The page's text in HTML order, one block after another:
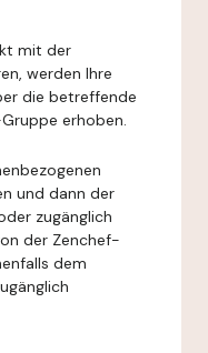
mit der
werden Ihre
die betreffende
erhoben.
und dann der
zugänglich
der Zenchef-
dem